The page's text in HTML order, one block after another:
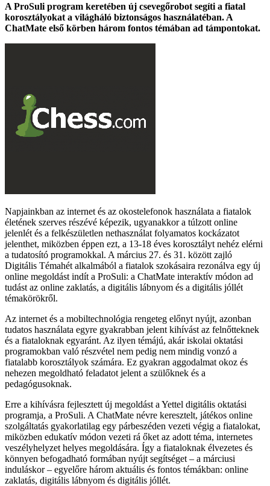
A ProSuli program keretében új csevegőrobot segíti a fiatal
korosztályokat a világháló biztonságos használatéban. A
ChatMate első körben három fontos témában ad támpontokat.
Napjainkban az internet és az okostelefonok használata a fiatalok
életének szerves részévé képezik, ugyanakkor a túlzott online
jelenlét és a felkészületlen nethasználat folyamatos kockázatot
jelenthet, miközben éppen ezt, a 13-18 éves korosztályt nehéz elérni
a tudatosító programokkal. A március 27. és 31. között zajló
Digitális Témahét alkalmából a fiatalok szokásaira rezonálva egy új
online megoldást indít a ProSuli: a ChatMate interaktív módon ad
tudást az online zaklatás, a digitális lábnyom és a digitális jóllét
témakörökről.
Az internet és a mobiltechnológia rengeteg előnyt nyújt, azonban
tudatos használata egyre gyakrabban jelent kihívást az felnőtteknek
és a fiataloknak egyaránt. Az ilyen témájú, akár iskolai oktatási
programokban való részvétel nem pedig nem mindig vonzó a
fiatalabb korosztályok számára. Ez gyakran aggodalmat okoz és
nehezen megoldható feladatot jelent a szülőknek és a
pedagógusoknak.
Erre a kihívásra fejlesztett új megoldást a Yettel digitális oktatási
programja, a ProSuli. A ChatMate névre keresztelt, játékos online
szolgáltatás gyakorlatilag egy párbeszéden vezeti végig a fiatalokat,
miközben edukatív módon vezeti rá őket az adott téma, internetes
veszélyhelyzet helyes megoldására. Így a fiataloknak élvezetes és
könnyen befogadható formában nyújt segítséget – a márciusi
induláskor – egyelőre három aktuális és fontos témákban: online
zaklatás, digitális lábnyom és digitális jóllét.